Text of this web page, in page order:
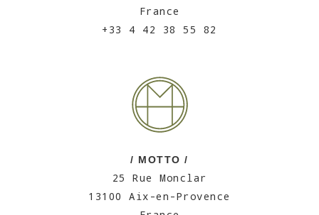
France
+33 4 42 38 55 82
/ MOTTO /
25 Rue Monclar
13100 Aix-en-Provence